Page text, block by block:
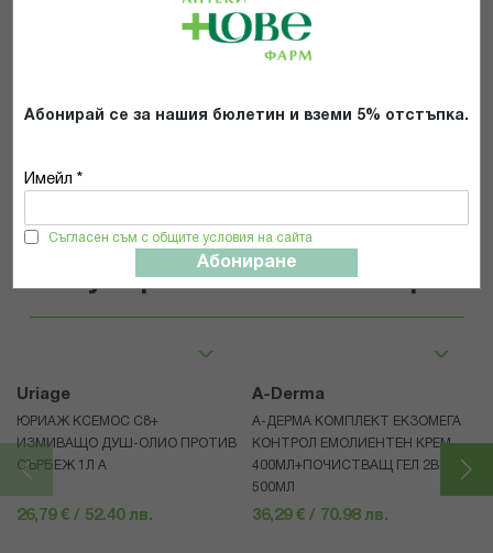
Абонирай се за нашия бюлетин и вземи 5% отстъпка.
Имейл *
Съгласен съм с общите условия на сайта
Абониране
Общите условия и политиката за
поверителност
*
ИЗПРАТИ
Популярни в тази категория
Uriage
ЮРИАЖ КСЕМОС С8+
ИЗМИВАЩО ДУШ-ОЛИО ПРОТИВ
СЪРБЕЖ 1Л A
26,79 € / 52.40 лв.
A-Derma
А-ДЕРМА КОМПЛЕКТ ЕКЗОМЕГА
КОНТРОЛ ЕМОЛИЕНТЕН КРЕМ
400МЛ+ПОЧИСТВАЩ ГЕЛ 2В1
500МЛ
36,29 € / 70.98 лв.